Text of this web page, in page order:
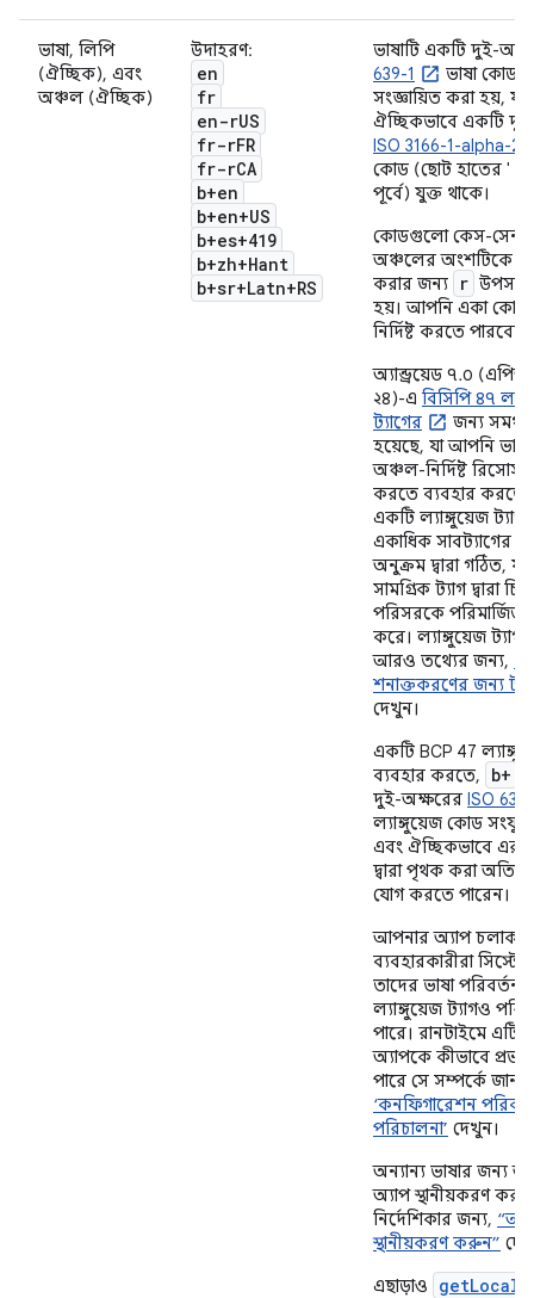
ভাষা, লিপি
(ঐচ্ছিক), এবং
অঞ্চল (ঐচ্ছিক)
উদাহরণ:
en
fr
en-rUS
fr-rFR
fr-rCA
b+en
b+en+US
b+es+419
b+zh+Hant
b+sr+Latn+RS
ভাষাটি একটি দুই-
639-1
ভাষা কোড
সংজ্ঞায়িত করা হয়,
ঐচ্ছিকভাবে একটি
ISO 3166-1-alpha-2
কোড (ছোট হাতের '
পূর্বে) যুক্ত থাকে।
কোডগুলো কেস-
অঞ্চলের অংশটিকে
করার জন্য
r
হয়। আপনি একা
নির্দিষ্ট করতে পারবেন
অ্যান্ড্রয়েড ৭.০
২৪)-এ বিসিপি ৪৭
ট্যাগের
জন্য
হয়েছে, যা আপনি
অঞ্চল-নির্দিষ্ট রিসোর্স
করতে ব্যবহার করতে
একটি ল্যাঙ্গুয়েজ ট্যাগ
একাধিক সাবট্যাগের
অনুক্রম দ্বারা গঠিত,
সামগ্রিক ট্যাগ দ্বারা
পরিসরকে পরিমার্জিত
করে। ল্যাঙ্গুয়েজ ট্যাগ
আরও তথ্যের জন্য,
শনাক্তকরণের জন্য
দেখুন।
একটি BCP 47
ব্যবহার করতে,
b+
দুই-অক্ষরের ISO
ল্যাঙ্গুয়েজ কোড
এবং ঐচ্ছিকভাবে এর
দ্বারা পৃথক করা
যোগ করতে পারেন।
আপনার অ্যাপ
ব্যবহারকারীরা
তাদের ভাষা
ল্যাঙ্গুয়েজ ট্যাগও
পারে। রানটাইমে এটি
অ্যাপকে কীভাবে
পারে সে সম্পর্কে
‘কনফিগারেশন
পরিচালনা’ দেখুন।
অন্যান্য ভাষার জন্য
অ্যাপ স্থানীয়করণ
নির্দেশিকার জন্য,
স্থানীয়করণ করুন”
এছাড়াও